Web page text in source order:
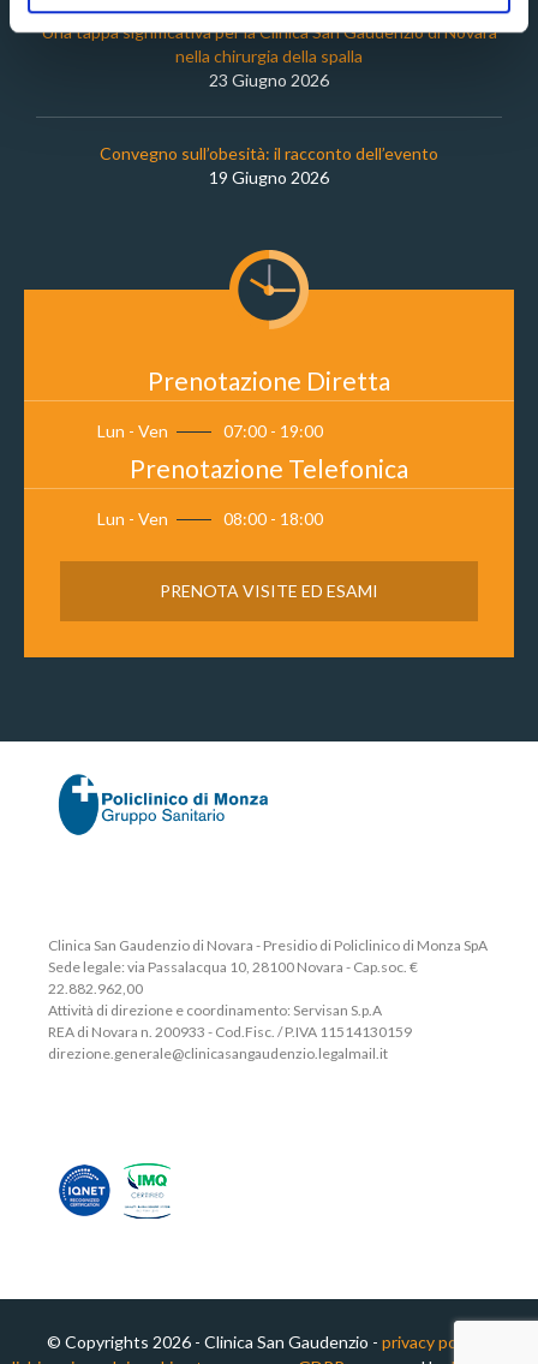
Una tappa significativa per la Clinica San Gaudenzio di Novara
nella chirurgia della spalla
23 Giugno 2026
Convegno sull’obesità: il racconto dell’evento
19 Giugno 2026
Prenotazione Diretta
Lun - Ven 07:00 - 19:00
Prenotazione Telefonica
Lun - Ven 08:00 - 18:00
PRENOTA VISITE ED ESAMI
Clinica San Gaudenzio di Novara - Presidio di Policlinico di Monza SpA
Sede legale: via Passalacqua 10, 28100 Novara - Cap.soc. €
22.882.962,00
Attività di direzione e coordinamento: Servisan S.p.A
REA di Novara n. 200933 - Cod.Fisc. / P.IVA 11514130159
direzione.generale@clinicasangaudenzio.legalmail.it
© Copyrights 2026 - Clinica San Gaudenzio - privacy policy